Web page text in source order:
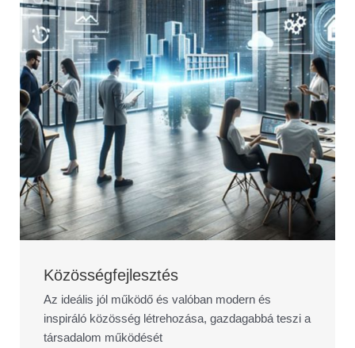
Közösségfejlesztés
Az ideális jól működő és valóban modern és
inspiráló közösség létrehozása, gazdagabbá teszi a
társadalom működését